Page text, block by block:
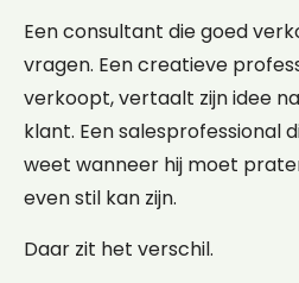
Een consultant die goed
vragen. Een creatieve
verkoopt, vertaalt zijn idee
klant. Een salesprofessional
weet wanneer hij moet
even stil kan zijn.
Daar zit het verschil.